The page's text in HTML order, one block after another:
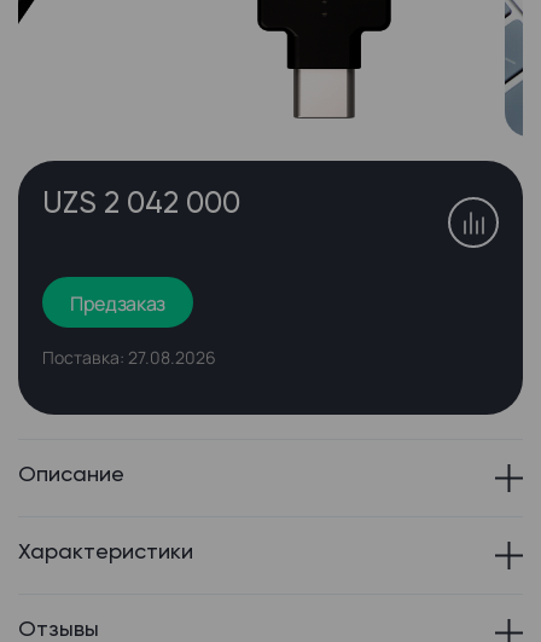
Описание
Характеристики
Отзывы
UZS 2 042 000
Предзаказ
Поставка: 27.08.2026